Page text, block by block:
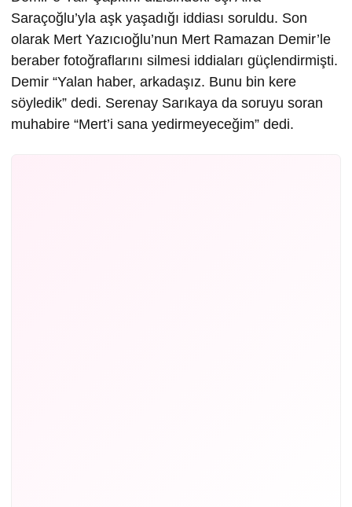
Saraçoğlu’yla aşk yaşadığı iddiası soruldu. Son
olarak Mert Yazıcıoğlu’nun Mert Ramazan Demir’le
beraber fotoğraflarını silmesi iddiaları güçlendirmişti.
Demir “Yalan haber, arkadaşız. Bunu bin kere
söyledik” dedi. Serenay Sarıkaya da soruyu soran
muhabire “Mert’i sana yedirmeyeceğim” dedi.